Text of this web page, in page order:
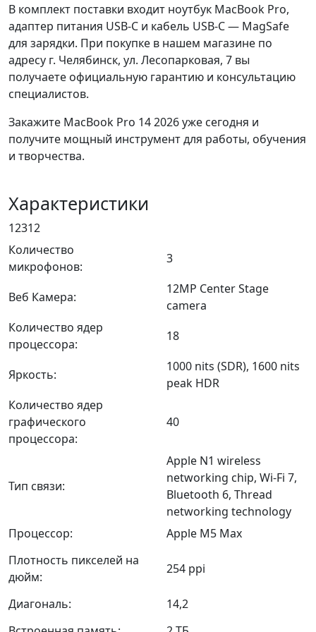
В комплект поставки входит ноутбук MacBook Pro,
адаптер питания USB-C и кабель USB-C — MagSafe
для зарядки. При покупке в нашем магазине по
адресу г. Челябинск, ул. Лесопарковая, 7 вы
получаете официальную гарантию и консультацию
специалистов.
Закажите MacBook Pro 14 2026 уже сегодня и
получите мощный инструмент для работы, обучения
и творчества.
Характеристики
12312
Количество
микрофонов:
3
Веб Камера:
12MP Center Stage
camera
Количество ядер
процессора:
18
Яркость:
1000 nits (SDR), 1600 nits
peak HDR
Количество ядер
графического
процессора:
40
Тип связи:
Apple N1 wireless
networking chip, Wi-Fi 7,
Bluetooth 6, Thread
networking technology
Процессор:
Apple M5 Max
Плотность пикселей на
дюйм:
254 ppi
Диагональ:
14,2